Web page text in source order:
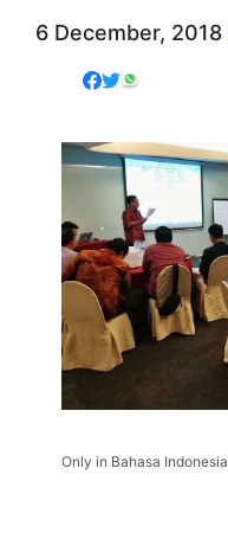
6 December, 2018
Only in Bahasa Indonesia